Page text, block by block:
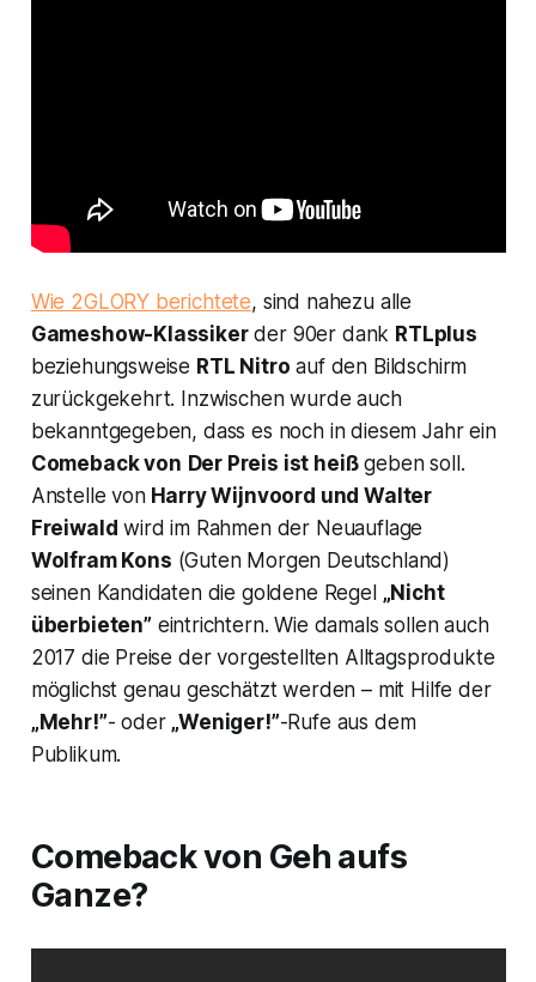
Wie 2GLORY berichtete, sind nahezu alle
Gameshow-Klassikerder 90er dank RTLplus
beziehungsweise RTL Nitro auf den Bildschirm
zurückgekehrt. Inzwischen wurde auch
bekanntgegeben, dass es noch in diesem Jahr ein
Comeback von Der Preis ist heißgeben soll.
Anstelle vonHarry Wijnvoord und Walter
Freiwald wird im Rahmen der Neuauflage
Wolfram Kons (Guten Morgen Deutschland)
seinen Kandidaten die goldene Regel „Nicht
überbieten” eintrichtern. Wie damals sollen auch
2017 die Preise der vorgestellten Alltagsprodukte
möglichst genau geschätzt werden – mit Hilfe der
„Mehr!”- oder „Weniger!”-Rufe aus dem
Publikum.
Comeback von Geh aufs
Ganze?